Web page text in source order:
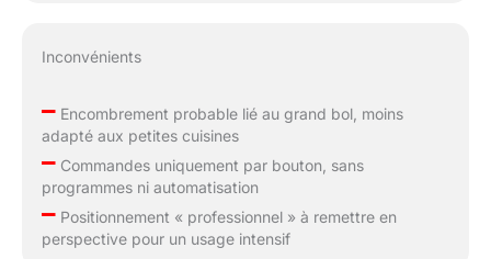
Inconvénients
–Encombrement probable lié au grand bol, moins
adapté aux petites cuisines
–Commandes uniquement par bouton, sans
programmes ni automatisation
–Positionnement « professionnel » à remettre en
perspective pour un usage intensif